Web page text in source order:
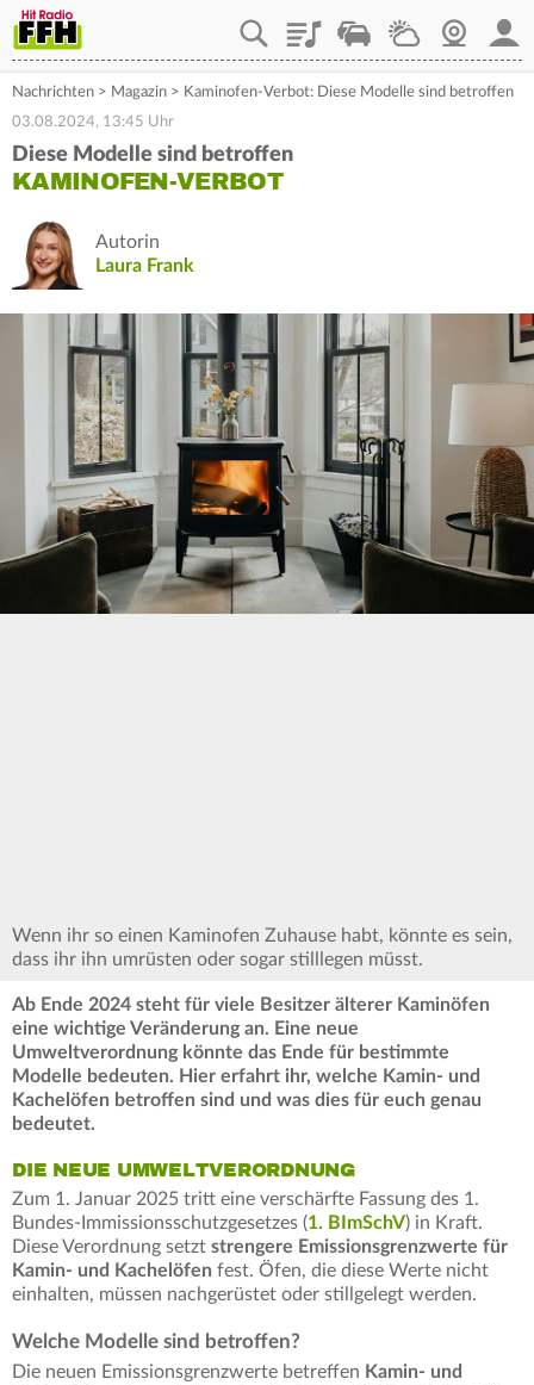
PlaylistStaupilotWetterWebcam
Nachrichten > Magazin > Kaminofen-Verbot: Diese Modelle sind betroffen
03.08.2024, 13:45 Uhr
Diese Modelle sind betroffen
KAMINOFEN-VERBOT
Autorin
Laura Frank
Wenn ihr so einen Kaminofen Zuhause habt, könnte es sein,
dass ihr ihn umrüsten oder sogar stilllegen müsst.
Ab Ende 2024 steht für viele Besitzer älterer Kaminöfen
eine wichtige Veränderung an. Eine neue
Umweltverordnung könnte das Ende für bestimmte
Modelle bedeuten. Hier erfahrt ihr, welche Kamin- und
Kachelöfen betroffen sind und was dies für euch genau
bedeutet.
DIE NEUE UMWELTVERORDNUNG
Zum 1. Januar 2025 tritt eine verschärfte Fassung des 1.
Bundes-Immissionsschutzgesetzes (1. BImSchV) in Kraft.
Diese Verordnung setzt strengere Emissionsgrenzwerte für
Kamin- und Kachelöfen fest. Öfen, die diese Werte nicht
einhalten, müssen nachgerüstet oder stillgelegt werden.
Welche Modelle sind betroffen?
Die neuen Emissionsgrenzwerte betreffen Kamin- und